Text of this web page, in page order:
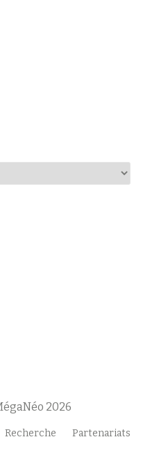
2026
Recherche Partenariats